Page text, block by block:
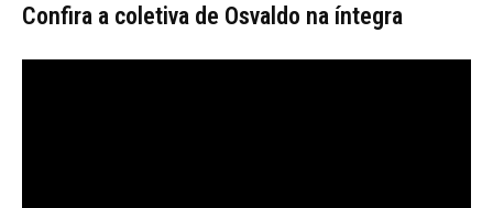
Confira a coletiva de Osvaldo na íntegra